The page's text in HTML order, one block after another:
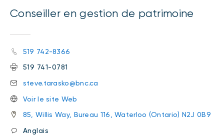
Conseiller en gestion de patrimoine
519 742-8366
519 741-0781
steve.tarasko@bnc.ca
Voir le site Web
85, Willis Way, Bureau 116, Waterloo (Ontario) N2J 0B9
Anglais